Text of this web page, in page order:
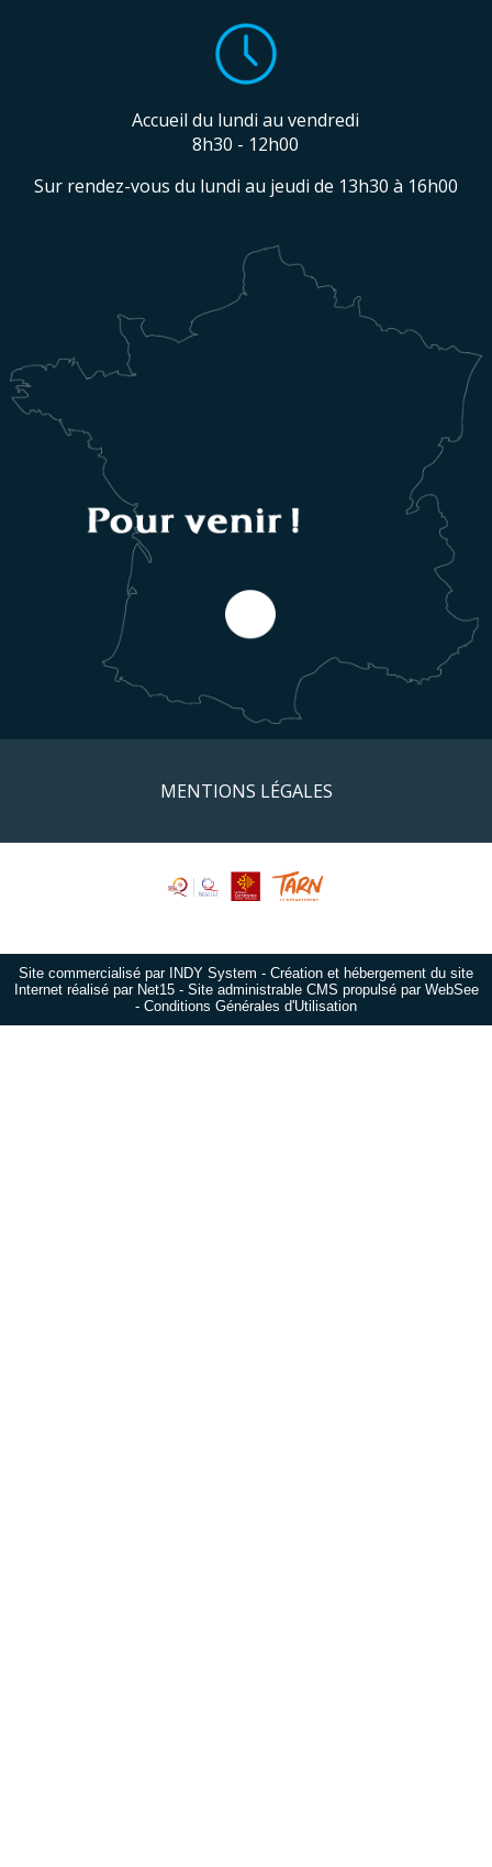
Accueil du lundi au vendredi
8h30 - 12h00
Sur rendez-vous du lundi au jeudi de 13h30 à 16h00
MENTIONS LÉGALES
Site commercialisé par INDY System - Création et hébergement du site
Internet réalisé par Net15- Site administrable CMS propulsé par WebSee
- Conditions Générales d'Utilisation